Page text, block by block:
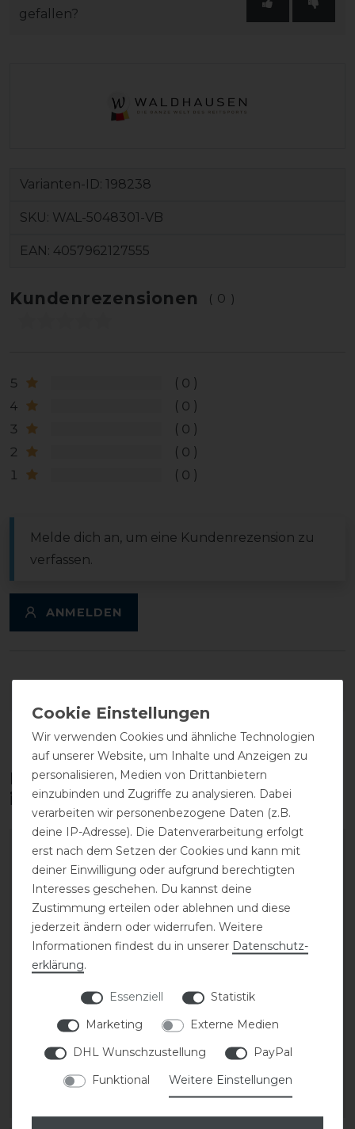
gefallen?
Varianten-ID: 198238
SKU: WAL-5048301-VB
EAN: 4057962127555
Kundenrezensionen (0)
5
0
4
0
3
0
2
0
1
0
Melde dich an, um eine Kundenrezension zu
verfassen.
ANMELDEN
Diese Produkte könnten dich auch
interessieren
modern rosé
Lederhalfter Polo
44,95 € *
Wir verwenden Cookies und ähnliche Technologien
auf unserer Website, um Inhalte und Anzeigen zu
personalisieren, Medien von Drittanbietern
einzubinden und Zugriffe zu analysieren. Dabei
verarbeiten wir personenbezogene Daten (z.B.
deine IP-Adresse). Die Datenverarbeitung erfolgt
erst nach dem Setzen der Cookies und kann mit
deiner Einwilligung oder aufgrund berechtigten
Interesses geschehen. Du kannst deine
Zustimmung erteilen oder ablehnen und diese
jederzeit ändern oder widerrufen. Weitere
Informationen findest du in unserer Daten­schutz­
erklärung.
Essenziell
Statistik
Marketing
Externe Medien
DHL Wunschzustellung
PayPal
Funktional
Weitere Einstellungen